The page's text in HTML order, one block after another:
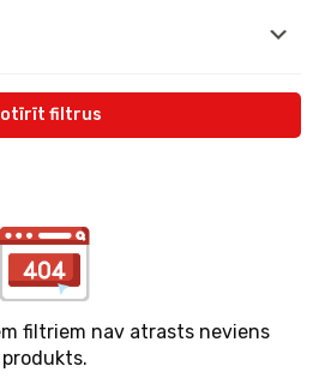
filtrus
filtriem nav atrasts neviens
produkts.